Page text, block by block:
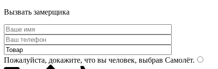
Вызвать замерщика
Пожалуйста, докажите, что вы человек, выбрав Самолёт.